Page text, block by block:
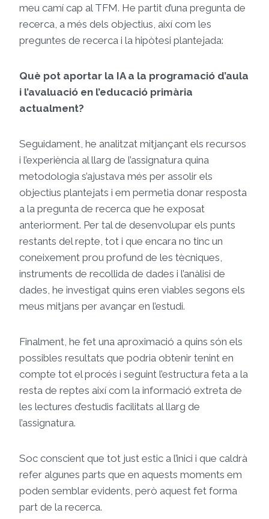
meu camí cap al TFM. He partit d’una pregunta de
recerca, a més dels objectius, així com les
preguntes de recerca i la hipòtesi plantejada:
Què pot aportar la IA a la programació d’aula
i l’avaluació en l’educació primària
actualment?
Seguidament, he analitzat mitjançant els recursos
i l’experiència al llarg de l’assignatura quina
metodologia s’ajustava més per assolir els
objectius plantejats i em permetia donar resposta
a la pregunta de recerca que he exposat
anteriorment. Per tal de desenvolupar els punts
restants del repte, tot i que encara no tinc un
coneixement prou profund de les tècniques,
instruments de recollida de dades i l’anàlisi de
dades, he investigat quins eren viables segons els
meus mitjans per avançar en l’estudi.
Finalment, he fet una aproximació a quins són els
possibles resultats que podria obtenir tenint en
compte tot el procés i seguint l’estructura feta a la
resta de reptes així com la informació extreta de
les lectures d’estudis facilitats al llarg de
l’assignatura.
Soc conscient que tot just estic a l’inici i que caldrà
refer algunes parts que en aquests moments em
poden semblar evidents, però aquest fet forma
part de la recerca.